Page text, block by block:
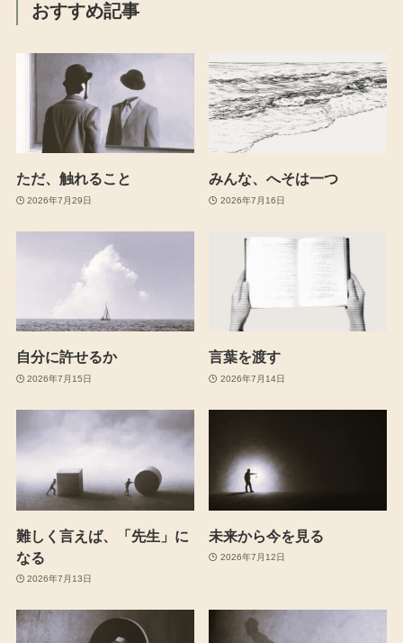
おすすめ記事
ただ、触れること
2026年7月29日
みんな、へそは一つ
2026年7月16日
自分に許せるか
2026年7月15日
言葉を渡す
2026年7月14日
難しく言えば、「先生」に
なる
2026年7月13日
未来から今を見る
2026年7月12日